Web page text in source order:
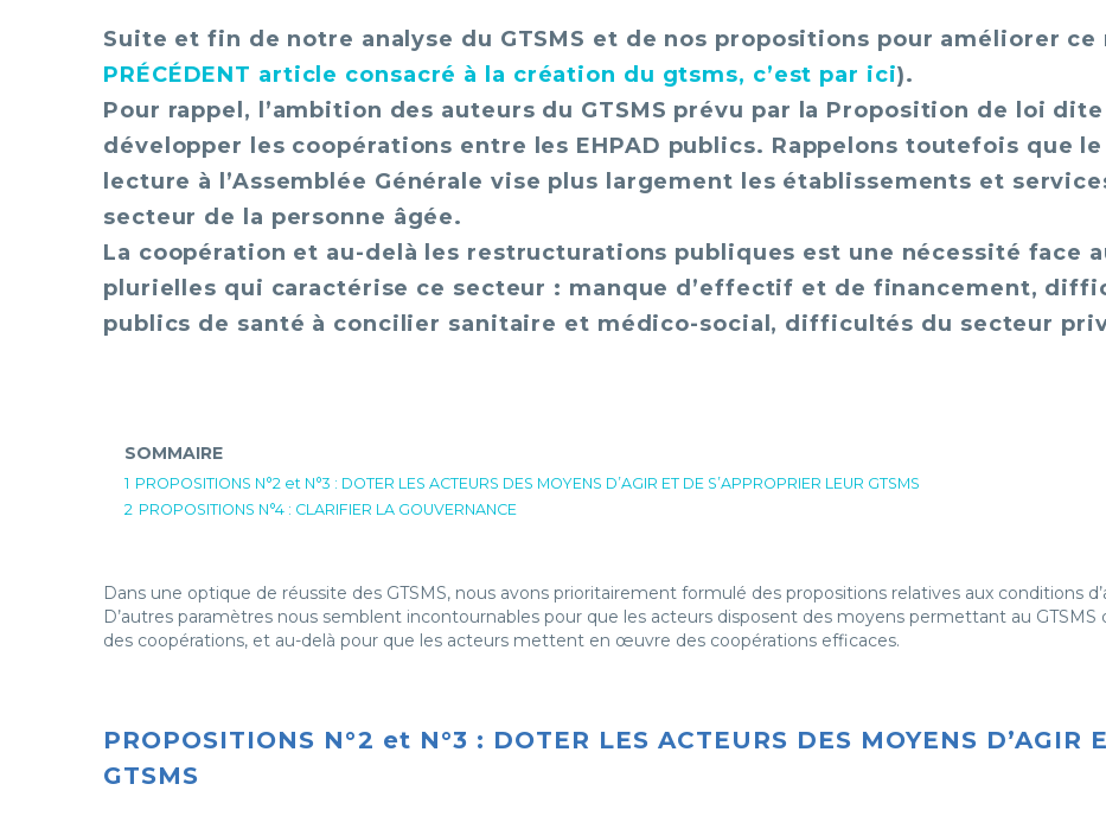
Suite et fin de notre analyse du GTSMS et de nos propositions pour améliorer
PRÉCÉDENT article consacré à la création du gtsms, c’est par ici).
Pour rappel, l’ambition des auteurs du GTSMS prévu par la Proposition de loi
développer les coopérations entre les EHPAD publics. Rappelons toutefois que
lecture à l’Assemblée Générale vise plus largement les établissements et
secteur de la personne âgée.
La coopération et au-delà les restructurations publiques est une nécessité face
plurielles qui caractérise ce secteur : manque d’effectif et de financement,
publics de santé à concilier sanitaire et médico-social, difficultés du secteur
SOMMAIRE
1 PROPOSITIONS N°2 et N°3 : DOTER LES ACTEURS DES MOYENS D’AGIR ET DE S’APPROPRIER LEUR GTSMS
2 PROPOSITIONS N°4 : CLARIFIER LA GOUVERNANCE
Dans une optique de réussite des GTSMS, nous avons prioritairement formulé des propositions relatives aux conditions
D’autres paramètres nous semblent incontournables pour que les acteurs disposent des moyens permettant au
des coopérations, et au-delà pour que les acteurs mettent en œuvre des coopérations efficaces.
PROPOSITIONS N°2 et N°3 : DOTER LES ACTEURS DES MOYENS D’AGIR
GTSMS